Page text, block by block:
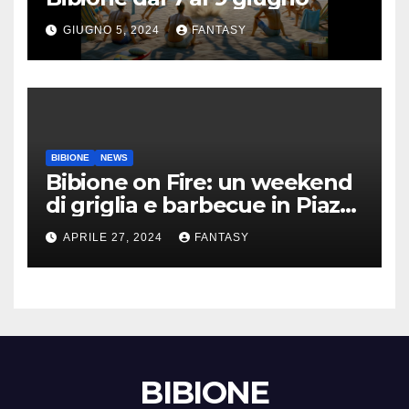
GIUGNO 5, 2024 FANTASY
BIBIONE NEWS
Bibione on Fire: un weekend
di griglia e barbecue in Piazza
Treviso
APRILE 27, 2024 FANTASY
BIBIONE